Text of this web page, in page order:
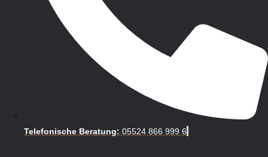
Telefonische Beratung: 05524 866 999 6